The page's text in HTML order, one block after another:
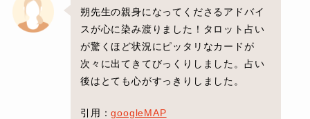
朔先生の親身になってくださるアドバイ
スが心に染み渡りました！タロット占い
が驚くほど状況にピッタリなカードが
次々に出てきてびっくりしました。占い
後はとても心がすっきりしました。
引用：googleMAP